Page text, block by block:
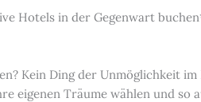
Hotels in der Gegenwart
Kein Ding der Unmöglichkeit
eigenen Träume wählen und